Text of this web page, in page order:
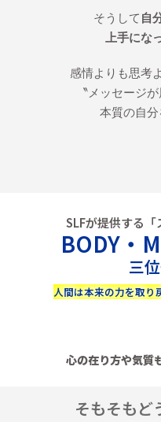
そうして 自
上手にな
感情よりも思考
〝メッセージ
本質の自分
SLFが提供する「
BODY・
三
人間は本来の力を取り
心の在り方や気質
そもそもど